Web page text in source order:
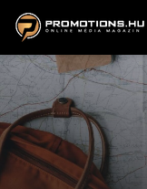
ZENE, FILM &